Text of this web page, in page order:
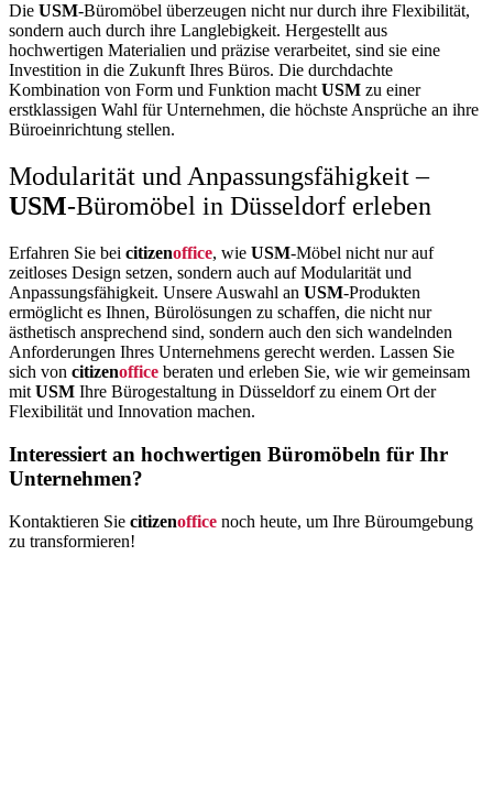
Die USM-Büromöbel überzeugen nicht nur durch ihre Flexibilität,
sondern auch durch ihre Langlebigkeit. Hergestellt aus
hochwertigen Materialien und präzise verarbeitet, sind sie eine
Investition in die Zukunft Ihres Büros. Die durchdachte
Kombination von Form und Funktion macht USM zu einer
erstklassigen Wahl für Unternehmen, die höchste Ansprüche an ihre
Büroeinrichtung stellen.
Modularität und Anpassungsfähigkeit –
USM-Büromöbel in Düsseldorf erleben
Erfahren Sie bei citizenoffice, wie USM-Möbel nicht nur auf
zeitloses Design setzen, sondern auch auf Modularität und
Anpassungsfähigkeit. Unsere Auswahl an USM-Produkten
ermöglicht es Ihnen, Bürolösungen zu schaffen, die nicht nur
ästhetisch ansprechend sind, sondern auch den sich wandelnden
Anforderungen Ihres Unternehmens gerecht werden. Lassen Sie
sich von citizenoffice beraten und erleben Sie, wie wir gemeinsam
mit USM Ihre Bürogestaltung in Düsseldorf zu einem Ort der
Flexibilität und Innovation machen.
Interessiert an hochwertigen Büromöbeln für Ihr
Unternehmen?
Kontaktieren Sie citizenoffice noch heute, um Ihre Büroumgebung
zu transformieren!